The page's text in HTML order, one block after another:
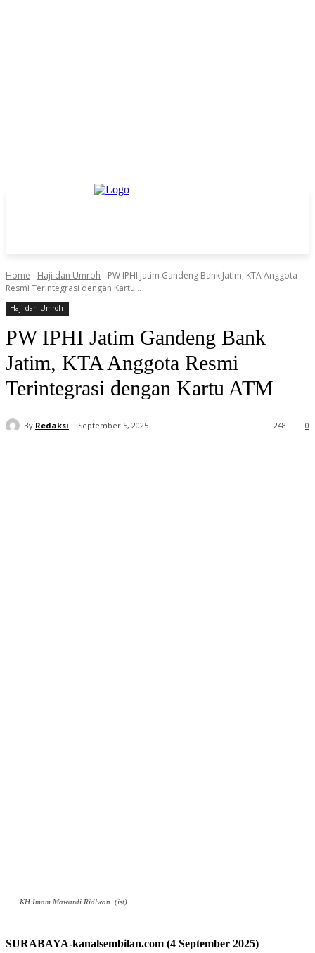
Home Haji dan Umroh
PW IPHI Jatim Gandeng Bank Jatim, KTA Anggota
Resmi Terintegrasi dengan Kartu...
Haji dan Umroh
PW IPHI Jatim Gandeng Bank
Jatim, KTA Anggota Resmi
Terintegrasi dengan Kartu ATM
By Redaksi September 5, 2025 0
248
KH Imam Mawardi Ridlwan. (ist).
SURABAYA-kanalsembilan.com (4 September 2025)